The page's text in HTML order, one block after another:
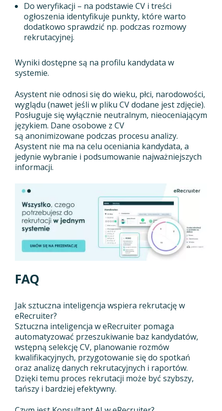
Do weryfikacji – na podstawie CV i treści
ogłoszenia identyfikuje punkty, które warto
dodatkowo sprawdzić np. podczas rozmowy
rekrutacyjnej.
Wyniki dostępne są na profilu kandydata w
systemie.
Asystent nie odnosi się do wieku, płci, narodowości,
wyglądu (nawet jeśli w pliku CV dodane jest zdjęcie).
Posługuje się wyłącznie neutralnym, nieoceniającym
językiem. Dane osobowe z CV
są anonimizowane podczas procesu analizy.
Asystent nie ma na celu oceniania kandydata, a
jedynie wybranie i podsumowanie najważniejszych
informacji.
FAQ
Jak sztuczna inteligencja wspiera rekrutację w
eRecruiter?
Sztuczna inteligencja w eRecruiter pomaga
automatyzować przeszukiwanie baz kandydatów,
wstępną selekcję CV, planowanie rozmów
kwalifikacyjnych, przygotowanie się do spotkań
oraz analizę danych rekrutacyjnych i raportów.
Dzięki temu proces rekrutacji może być szybszy,
tańszy i bardziej efektywny.